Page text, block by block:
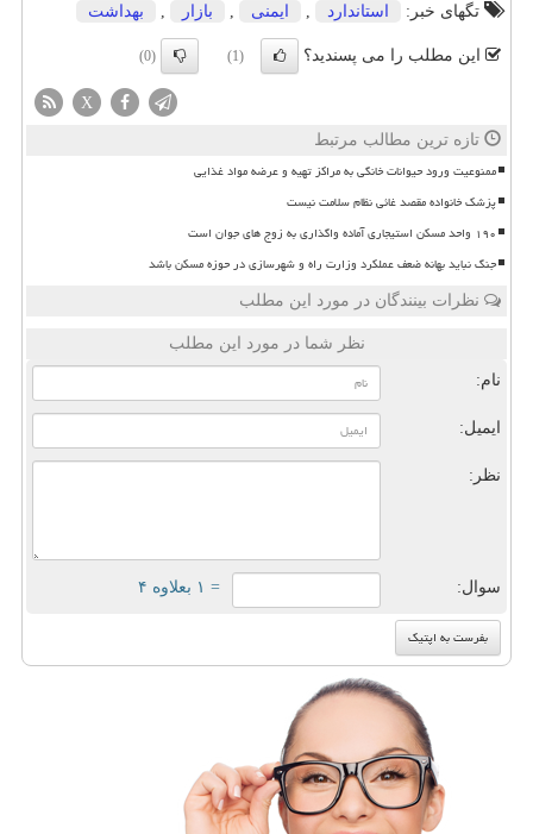
تگهای خبر:
استاندارد ایمنی بازار بهداشت
این مطلب را می پسندید؟ (1)
(0)
X
تازه ترین مطالب مرتبط
ممنوعیت ورود حیوانات خانگی به مراکز تهیه و عرضه مواد غذایی
پزشک خانواده مقصد غائی نظام سلامت نیست
۱۹۰ واحد مسکن استیجاری آماده واگذاری به زوج های جوان است
جنگ نباید بهانه ضعف عملکرد وزارت راه و شهرسازی در حوزه مسکن باشد
نظرات بینندگان در مورد این مطلب
نظر شما در مورد این مطلب
نام:
ایمیل:
نظر:
سوال: = ۱ بعلاوه ۴